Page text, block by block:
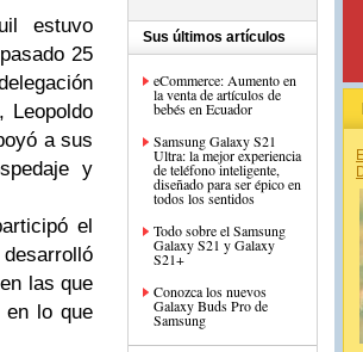
estuvo
25
Leopoldo
a sus
y
el
las que
en lo que
Sus últimos artículos
eCommerce: Aumento en
la venta de artículos de
bebés en Ecuador
Samsung Galaxy S21
Ultra: la mejor experiencia
de teléfono inteligente,
diseñado para ser épico en
todos los sentidos
Todo sobre el Samsung
Galaxy S21 y Galaxy
S21+
Conozca los nuevos
Galaxy Buds Pro de
Samsung